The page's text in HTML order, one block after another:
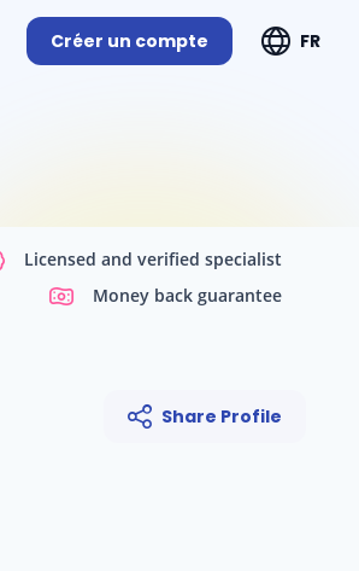
Créer un compte FR
Share Profile
Licensed and verified specialist
Money back guarantee